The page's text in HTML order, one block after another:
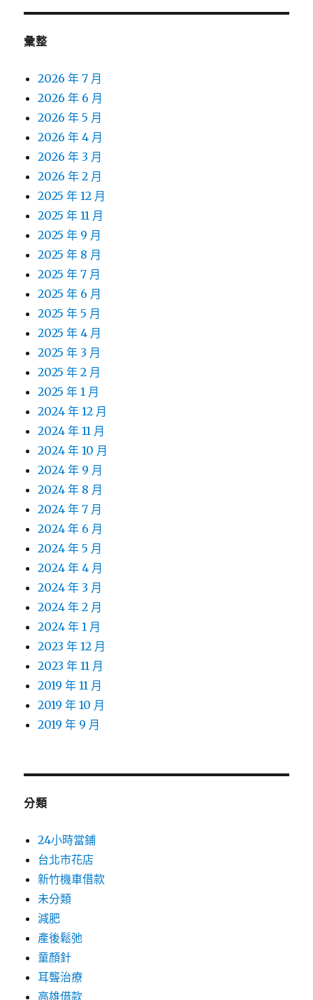
彙整
2026 年 7 月
2026 年 6 月
2026 年 5 月
2026 年 4 月
2026 年 3 月
2026 年 2 月
2025 年 12 月
2025 年 11 月
2025 年 9 月
2025 年 8 月
2025 年 7 月
2025 年 6 月
2025 年 5 月
2025 年 4 月
2025 年 3 月
2025 年 2 月
2025 年 1 月
2024 年 12 月
2024 年 11 月
2024 年 10 月
2024 年 9 月
2024 年 8 月
2024 年 7 月
2024 年 6 月
2024 年 5 月
2024 年 4 月
2024 年 3 月
2024 年 2 月
2024 年 1 月
2023 年 12 月
2023 年 11 月
2019 年 11 月
2019 年 10 月
2019 年 9 月
分類
24小時當鋪
台北市花店
新竹機車借款
未分類
減肥
產後鬆弛
童顏針
耳聾治療
高雄借款